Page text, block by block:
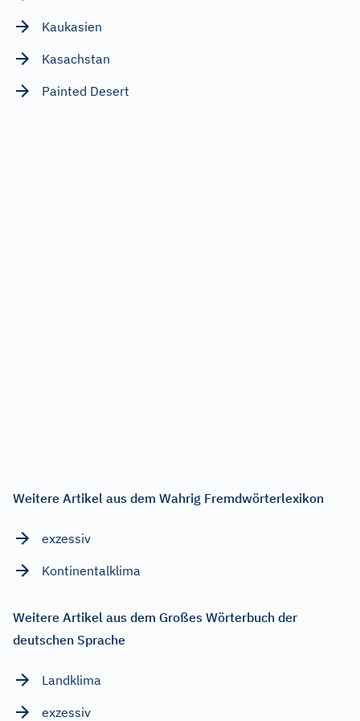
Kaukasien
Kasachstan
Painted Desert
Weitere Artikel aus dem Wahrig Fremdwörterlexikon
exzessiv
Kontinentalklima
Weitere Artikel aus dem Großes Wörterbuch der
deutschen Sprache
Landklima
exzessiv